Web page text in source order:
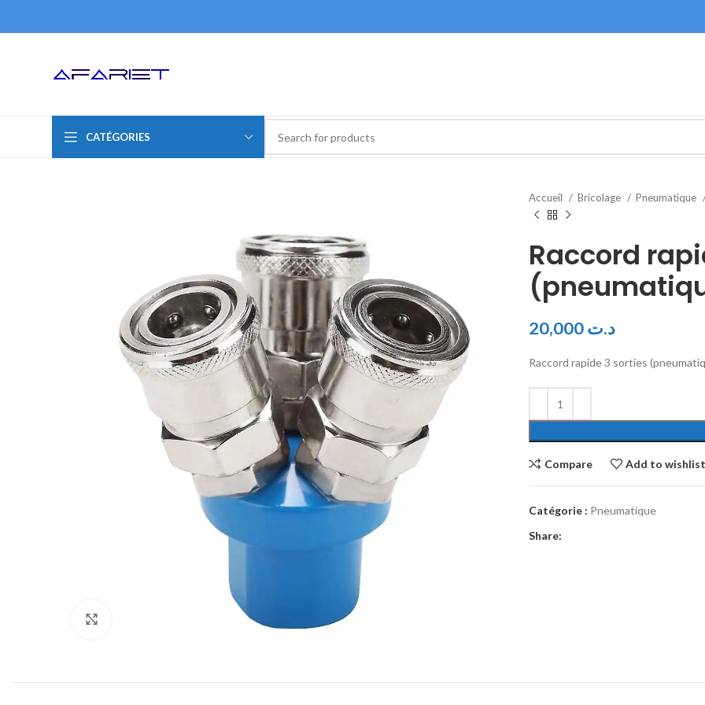
CATÉGORIES
Accueil Bricolage Pneumatique
Raccord
د.ت
Raccord rapide 3 sorties
Compare Add to wishlist
Catégorie : Pneumatique
Share: